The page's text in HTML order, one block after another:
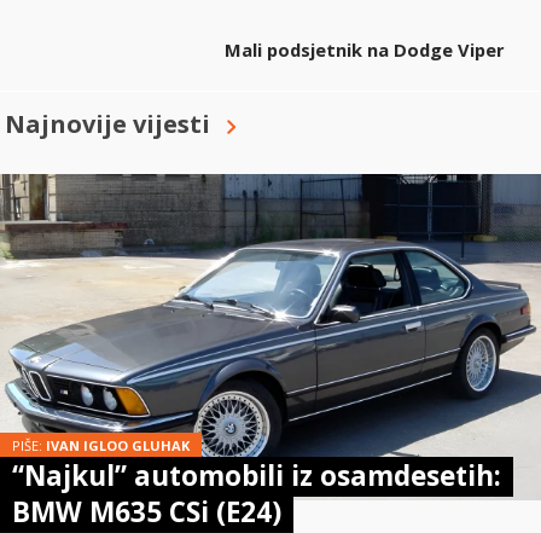
Mali podsjetnik na Dodge Viper
Najnovije vijesti
PIŠE: IVAN IGLOO GLUHAK
“Najkul” automobili iz osamdesetih:
BMW M635 CSi (E24)